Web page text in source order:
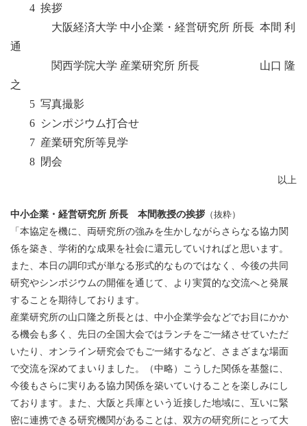
4 挨拶
大阪経済大学 中小企業・経営研究所 所長 本間 利
通
関西学院大学 産業研究所 所長 山口 隆
之
5 写真撮影
6 シンポジウム打合せ
7 産業研究所等見学
8 閉会
以上
中小企業・経営研究所 所長 本間教授の挨拶 （抜粋）
「本協定を機に、両研究所の強みを生かしながらさらなる協力関
係を築き、学術的な成果を社会に還元していければと思います。
また、本日の調印式が単なる形式的なものではなく、今後の共同
研究やシンポジウムの開催を通じて、より実質的な交流へと発展
することを期待しております。
産業研究所の山口隆之所長とは、中小企業学会などでお目にかか
る機会も多く、先日の全国大会ではランチをご一緒させていただ
いたり、オンライン研究会でもご一緒するなど、さまざまな場面
で交流を深めてまいりました。（中略）こうした関係を基盤に、
今後もさらに実りある協力関係を築いていけることを楽しみにし
ております。また、大阪と兵庫という近接した地域に、互いに緊
密に連携できる研究機関があることは、双方の研究所にとって大